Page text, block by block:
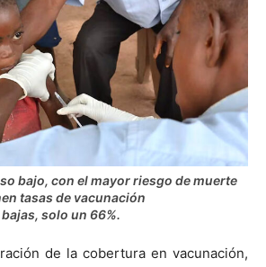
bajo, con el mayor riesgo de muerte
tasas de vacunación
solo un 66%.
de la cobertura en vacunación,